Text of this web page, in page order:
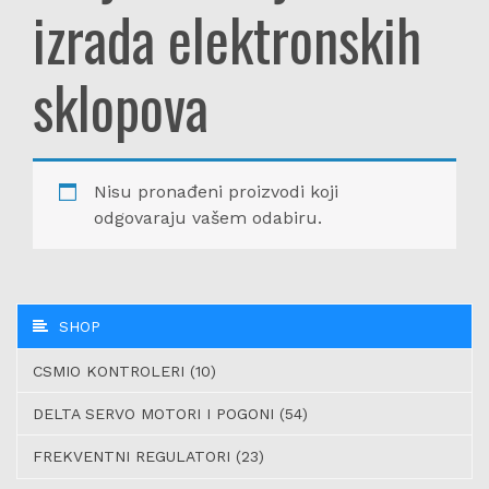
izrada elektronskih
sklopova
Nisu pronađeni proizvodi koji
odgovaraju vašem odabiru.
SHOP
CSMIO KONTROLERI (10)
DELTA SERVO MOTORI I POGONI (54)
FREKVENTNI REGULATORI (23)